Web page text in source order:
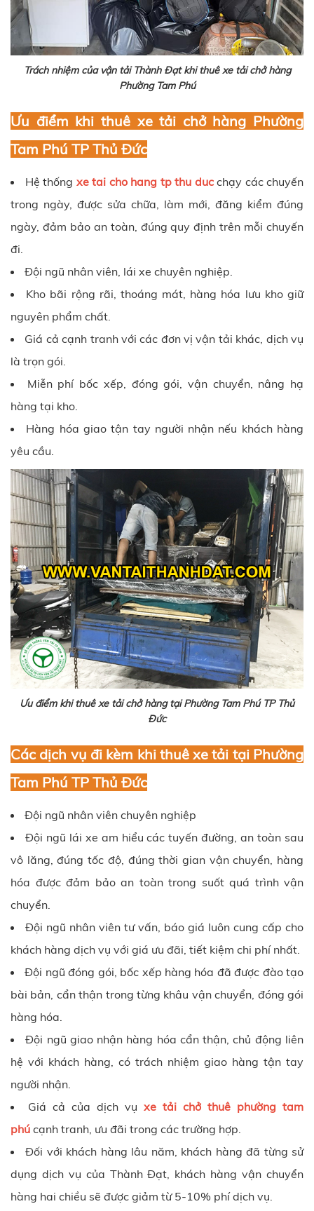
Trách nhiệm của vận tải Thành Đạt khi thuê xe tải chở hàng
Phường Tam Phú
Ưu điểm khi thuê xe tải chở hàng Phường
Tam Phú TP Thủ Đức
Hệ thống xe tai cho hang tp thu ducchạy các chuyến
trong ngày, được sửa chữa, làm mới, đăng kiểm đúng
ngày, đảm bảo an toàn, đúng quy định trên mỗi chuyến
đi.
Đội ngũ nhân viên, lái xe chuyên nghiệp.
Kho bãi rộng rãi, thoáng mát, hàng hóa lưu kho giữ
nguyên phẩm chất.
Giá cả cạnh tranh với các đơn vị vận tải khác, dịch vụ
là trọn gói.
Miễn phí bốc xếp, đóng gói, vận chuyển, nâng hạ
hàng tại kho.
Hàng hóa giao tận tay người nhận nếu khách hàng
yêu cầu.
Ưu điểm khi thuê xe tải chở hàng tại Phường Tam Phú TP Thủ
Đức
Các dịch vụ đi kèm khi thuê xe tải tại Phường
Tam Phú TP Thủ Đức
Đội ngũ nhân viên chuyên nghiệp
Đội ngũ lái xe am hiểu các tuyến đường, an toàn sau
vô lăng, đúng tốc độ, đúng thời gian vận chuyển, hàng
hóa được đảm bảo an toàn trong suốt quá trình vận
chuyển.
Đội ngũ nhân viên tư vấn, báo giá luôn cung cấp cho
khách hàng dịch vụ với giá ưu đãi, tiết kiệm chi phí nhất.
Đội ngũ đóng gói, bốc xếp hàng hóa đã được đào tạo
bài bản, cẩn thận trong từng khâu vận chuyển, đóng gói
hàng hóa.
Đội ngũ giao nhận hàng hóa cẩn thận, chủ động liên
hệ với khách hàng, có trách nhiệm giao hàng tận tay
người nhận.
Giá cả của dịch vụ xe tải chở thuê phường tam
phú cạnh tranh, ưu đãi trong các trường hợp.
Đối với khách hàng lâu năm, khách hàng đã từng sử
dụng dịch vụ của Thành Đạt, khách hàng vận chuyển
hàng hai chiều sẽ được giảm từ 5-10% phí dịch vụ.